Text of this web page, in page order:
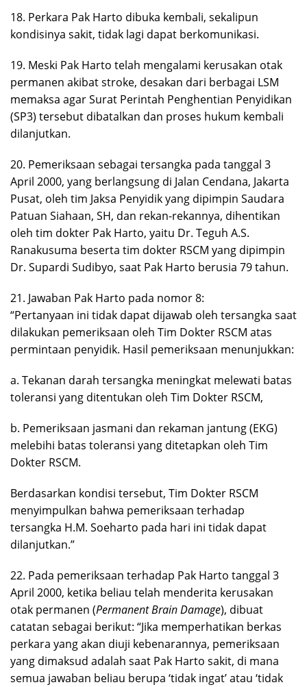
18. Perkara Pak Harto dibuka kembali, sekalipun
kondisinya sakit, tidak lagi dapat berkomunikasi.
19. Meski Pak Harto telah mengalami kerusakan otak
permanen akibat stroke, desakan dari berbagai LSM
memaksa agar Surat Perintah Penghentian Penyidikan
(SP3) tersebut dibatalkan dan proses hukum kembali
dilanjutkan.
20. Pemeriksaan sebagai tersangka pada tanggal 3
April 2000, yang berlangsung di Jalan Cendana, Jakarta
Pusat, oleh tim Jaksa Penyidik yang dipimpin Saudara
Patuan Siahaan, SH, dan rekan-rekannya, dihentikan
oleh tim dokter Pak Harto, yaitu Dr. Teguh A.S.
Ranakusuma beserta tim dokter RSCM yang dipimpin
Dr. Supardi Sudibyo, saat Pak Harto berusia 79 tahun.
21. Jawaban Pak Harto pada nomor 8:
“Pertanyaan ini tidak dapat dijawab oleh tersangka saat
dilakukan pemeriksaan oleh Tim Dokter RSCM atas
permintaan penyidik. Hasil pemeriksaan menunjukkan:
a. Tekanan darah tersangka meningkat melewati batas
toleransi yang ditentukan oleh Tim Dokter RSCM,
b. Pemeriksaan jasmani dan rekaman jantung (EKG)
melebihi batas toleransi yang ditetapkan oleh Tim
Dokter RSCM.
Berdasarkan kondisi tersebut, Tim Dokter RSCM
menyimpulkan bahwa pemeriksaan terhadap
tersangka H.M. Soeharto pada hari ini tidak dapat
dilanjutkan.”
22. Pada pemeriksaan terhadap Pak Harto tanggal 3
April 2000, ketika beliau telah menderita kerusakan
otak permanen (Permanent Brain Damage), dibuat
catatan sebagai berikut: “Jika memperhatikan berkas
perkara yang akan diuji kebenarannya, pemeriksaan
yang dimaksud adalah saat Pak Harto sakit, di mana
semua jawaban beliau berupa ‘tidak ingat’ atau ‘tidak